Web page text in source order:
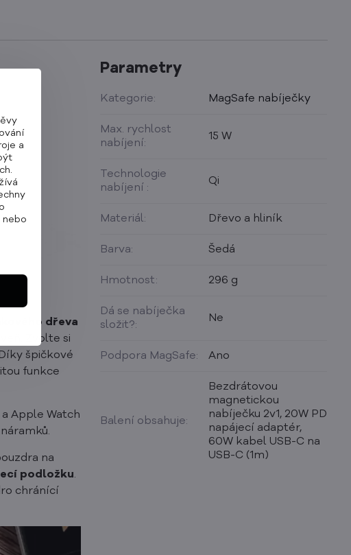
dřeva
Zvolte si
špičkové
funkce
a Apple Watch
na
podložku.
chránící
Parametry
Kategorie: MagSafe nabíječky
Max. rychlost
nabíjení:
15 W
Technologie
nabíjení :
Qi
Materiál: Dřevo a hliník
Barva: Šedá
Hmotnost: 296 g
Dá se nabíječka
složit?:
Ne
Podpora MagSafe: Ano
Balení obsahuje:
Bezdrátovou
magnetickou
nabíječku 2v1, 20W PD
napájecí adaptér,
60W kabel USB-C na
USB-C (1m)
a
nebo